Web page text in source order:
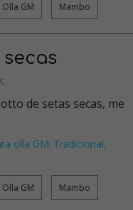
Olla GM Mambo
de setas secas, me
olla GM, Tradicional,
Olla GM Mambo